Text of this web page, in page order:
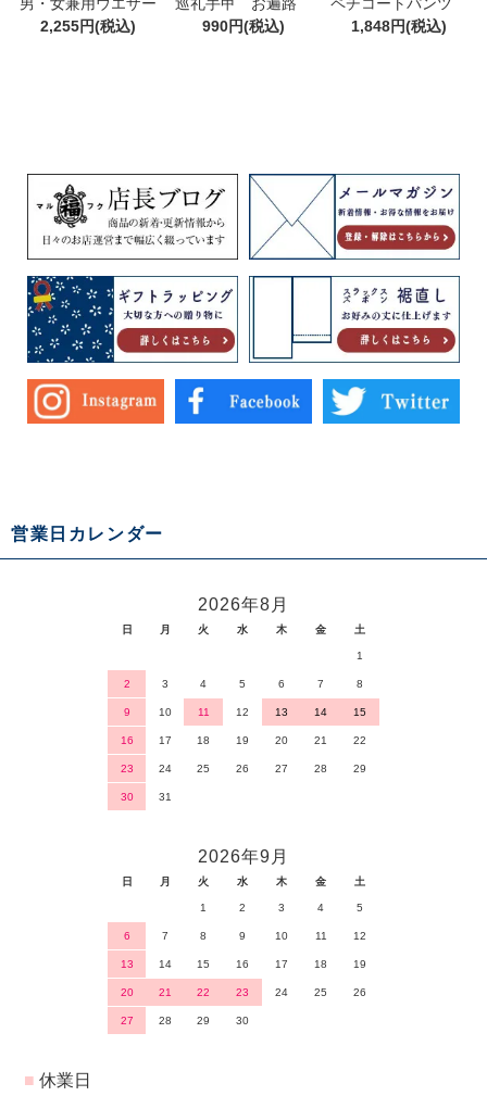
男・女兼用ウエザー
モンペ 巡礼 もんぺ
2,255円(税込)
巡礼手甲 お遍路
四国八十八カ所 巡
990円(税込)
ペチコートパンツ
ショート クレープ
1,848円(税込)
営業日カレンダー
2026年8月
日 月 火 水 木 金 土
1
2 3 4 5 6 7 8
9 10 11 12 13 14 15
16 17 18 19 20 21 22
23 24 25 26 27 28 29
30 31
2026年9月
日 月 火 水 木 金 土
1 2 3 4 5
6 7 8 9 10 11 12
13 14 15 16 17 18 19
20 21 22 23 24 25 26
27 28 29 30
■ 休業日